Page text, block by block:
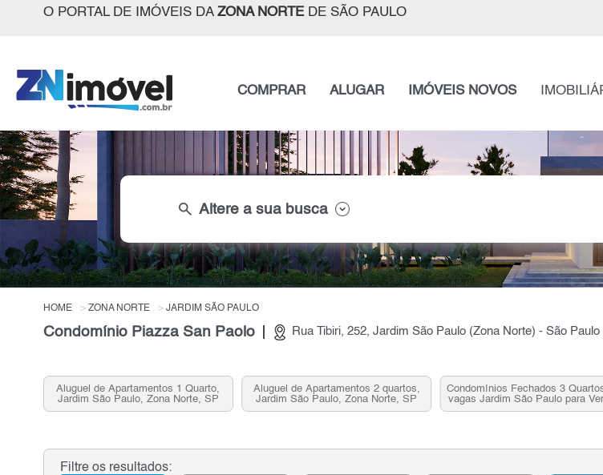
O PORTAL DE IMÓVEIS DA ZONA NORTEDE SÃO PAULO
COMPRAR ALUGAR IMÓVEIS NOVOS
search Altere a sua busca
HOME ZONA NORTE JARDIM SÃO PAULO
Condomínio Piazza San Paolo Rua Tibiri, 252, Jardim São Paulo (Zona Norte) - São Paulo
Aluguel de Apartamentos 1 Quarto,
Jardim São Paulo, Zona Norte, SP
Aluguel de Apartamentos 2 quartos,
Jardim São Paulo, Zona Norte, SP
Condomínios Fechados 3
vagas Jardim São Paulo para
Zona Norte, SP
Filtre os resultados: